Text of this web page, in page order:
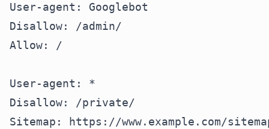
User-agent: Googlebot
Disallow: /admin/
Allow: /
User-agent: *
Disallow: /private/
Sitemap: https://www.example.com/